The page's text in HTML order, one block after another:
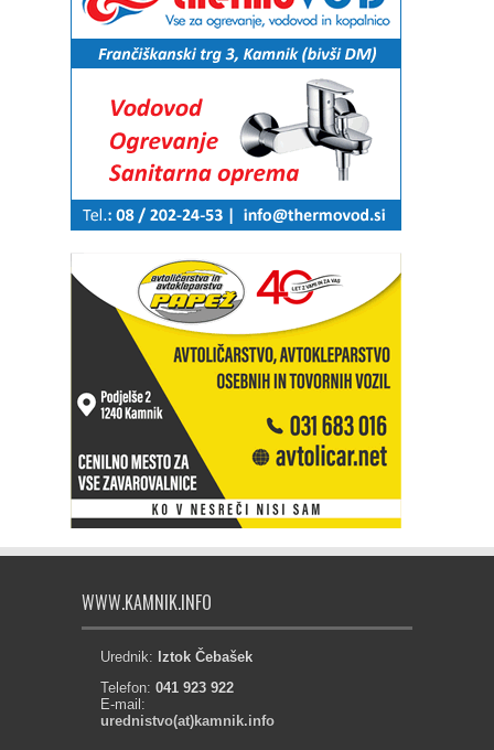
WWW.KAMNIK.INFO
Urednik: Iztok Čebašek
Telefon: 041 923 922
E-mail:
urednistvo(at)kamnik.info